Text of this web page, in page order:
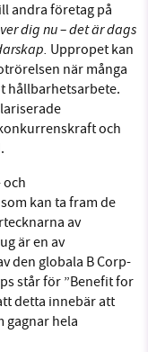
andra företag på
dig nu – det är dags
Uppropet kan
när många
hållbarhetsarbete.
och
kan ta fram de
av
är en av
den globala B Corp-
står för ”Benefit for
detta innebär att
gagnar hela
en slant till